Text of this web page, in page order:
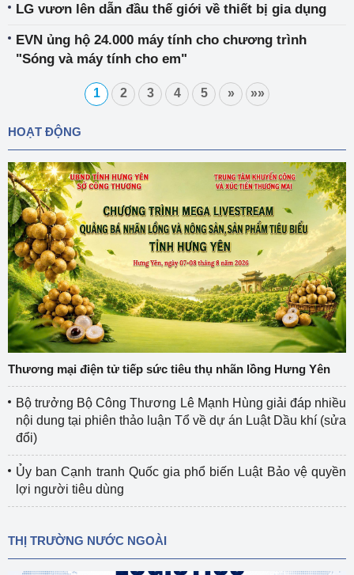
LG vươn lên dẫn đầu thế giới về thiết bị gia dụng
EVN ủng hộ 24.000 máy tính cho chương trình
"Sóng và máy tính cho em"
1 2 3 4 5 » »»
HOẠT ĐỘNG
Thương mại điện tử tiếp sức tiêu thụ nhãn lồng Hưng Yên
Bộ trưởng Bộ Công Thương Lê Mạnh Hùng giải đáp nhiều
nội dung tại phiên thảo luận Tổ về dự án Luật Dầu khí (sửa
đổi)
Ủy ban Cạnh tranh Quốc gia phổ biến Luật Bảo vệ quyền
lợi người tiêu dùng
THỊ TRƯỜNG NƯỚC NGOÀI